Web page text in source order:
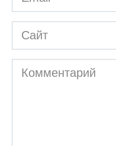
*
Сайт
Комментарий